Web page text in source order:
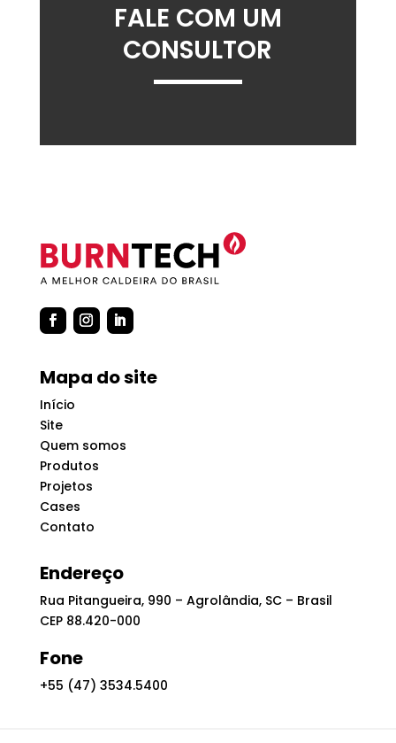
FALE COM UM
CONSULTOR
Mapa do site
Início
Site
Quem somos
Produtos
Projetos
Cases
Contato
Endereço
Rua Pitangueira, 990 – Agrolândia, SC – Brasil
CEP 88.420-000
Fone
+55 (47) 3534.5400